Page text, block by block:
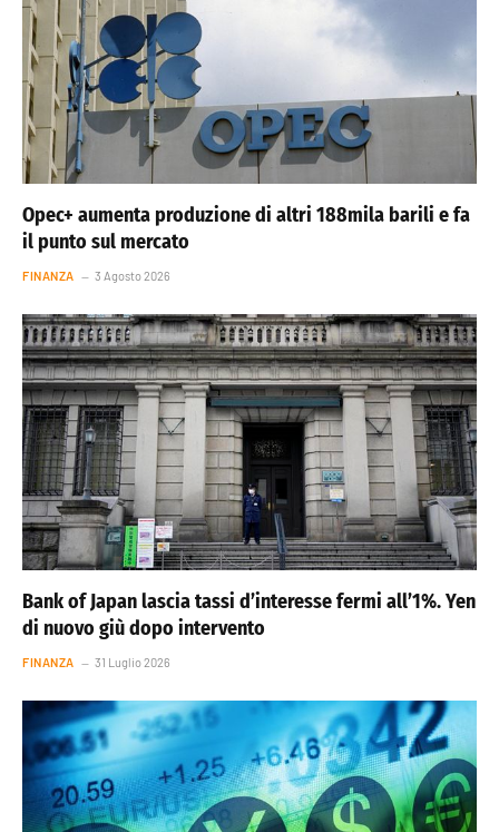
Opec+ aumenta produzione di altri 188mila barili e fa
il punto sul mercato
FINANZA 3 Agosto 2026
Bank of Japan lascia tassi d’interesse fermi all’1%. Yen
di nuovo giù dopo intervento
FINANZA 31 Luglio 2026